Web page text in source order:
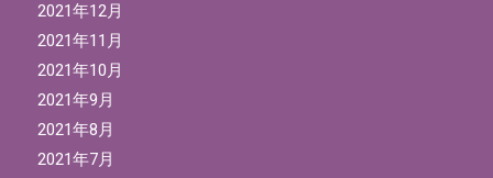
2021年12月
2021年11月
2021年10月
2021年9月
2021年8月
2021年7月